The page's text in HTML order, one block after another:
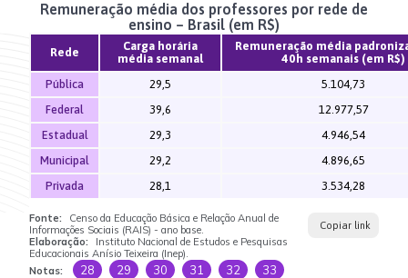
Remuneração média dos professores por rede de
ensino – Brasil (em R$)
Rede
Carga horária
média semanal
Remuneração média
40h semanais (em R$)
Pública
29,5
5.104,73
Federal
39,6
12.977,57
Estadual
29,3
4.946,54
Municipal
29,2
4.896,65
Privada
28,1 3.534,28
Fonte:
Censo da Educação Básica e Relação Anual de
Informações Sociais (RAIS) - ano base.
Elaboração:
Instituto Nacional de Estudos e Pesquisas
Educacionais Anísio Teixeira (Inep).
Notas:
28 29 30 31 32
33
Copiar link